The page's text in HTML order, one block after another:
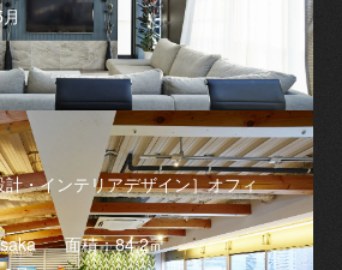
・インテリアデザイン］オフィ
面積：84.2㎡